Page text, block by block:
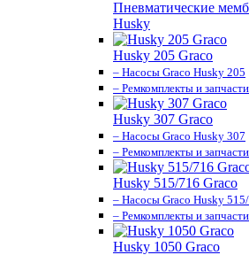
Пневматические
Husky
Husky 205 Graco
– Насосы Graco Husky 205
– Ремкомплекты и
Husky 307 Graco
– Насосы Graco Husky 307
– Ремкомплекты и
Husky 515/716 Graco
– Насосы Graco Husky
– Ремкомплекты и
Husky 1050 Graco